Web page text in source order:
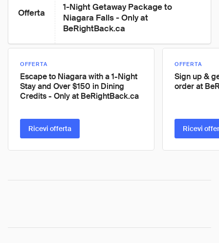
Offerta
1-Night Getaway Package to
Niagara Falls - Only at
BeRightBack.ca
OFFERTA
Escape to Niagara with a 1-Night
Stay and Over $150 in Dining
Credits - Only at BeRightBack.ca
Ricevi offerta
OFFERTA
Sign up &
order at
Ricevi